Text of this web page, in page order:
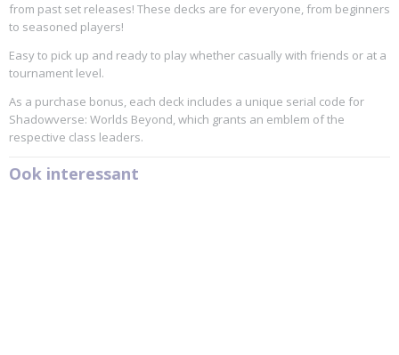
from past set releases! These decks are for everyone, from beginners
to seasoned players!
Easy to pick up and ready to play whether casually with friends or at a
tournament level.
As a purchase bonus, each deck includes a unique serial code for
Shadowverse: Worlds Beyond, which grants an emblem of the
respective class leaders.
Ook interessant